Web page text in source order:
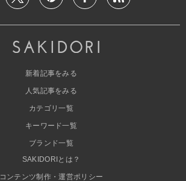
新着記事をみる
人気記事をみる
カテゴリ一覧
キーワード一覧
ブランド一覧
SAKIDORIとは？
コンテンツ制作・運営ポリシー